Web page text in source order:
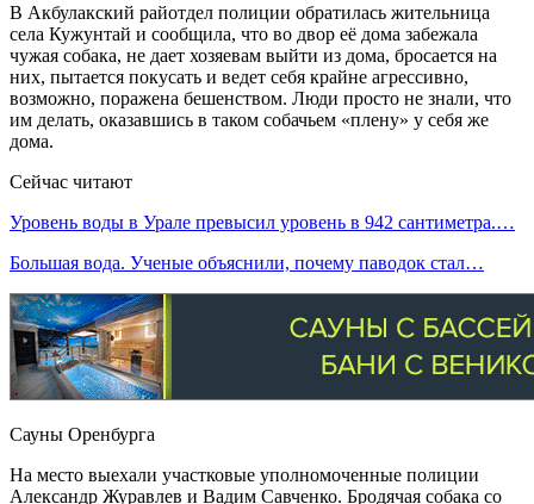
В Акбулакский райотдел полиции обратилась жительница
села Кужунтай и сообщила, что во двор её дома забежала
чужая собака, не дает хозяевам выйти из дома, бросается на
них, пытается покусать и ведет себя крайне агрессивно,
возможно, поражена бешенством. Люди просто не знали, что
им делать, оказавшись в таком собачьем «плену» у себя же
дома.
Сейчас читают
Уровень воды в Урале превысил уровень в 942 сантиметра.…
Большая вода. Ученые объяснили, почему паводок стал…
Сауны Оренбурга
На место выехали участковые уполномоченные полиции
Александр Журавлев и Вадим Савченко. Бродячая собака со